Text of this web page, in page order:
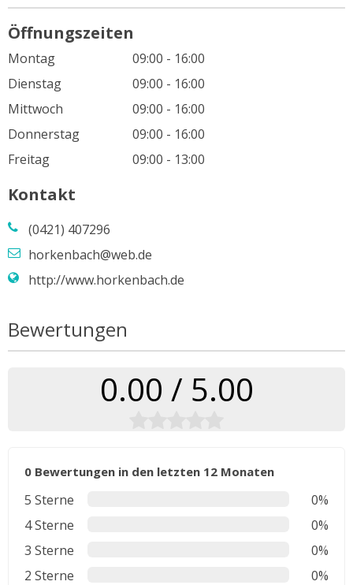
Öffnungszeiten
Montag
09:00 - 16:00
Dienstag
09:00 - 16:00
Mittwoch
09:00 - 16:00
Donnerstag
09:00 - 16:00
Freitag
09:00 - 13:00
Kontakt
(0421) 407296
horkenbach@web.de
http://www.horkenbach.de
Bewertungen
0.00 / 5.00
0 Bewertungen in den letzten 12 Monaten
5 Sterne
0%
4 Sterne
0%
3 Sterne
0%
2 Sterne
0%